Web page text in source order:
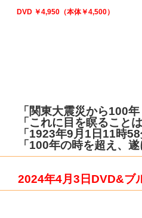
DVD ￥4,950（本体￥4,500）
「関東大震災から100
「これに目を瞑ること
「1923年9月1日11時
「100年の時を超え、
2024年4月3日DVD&ブ